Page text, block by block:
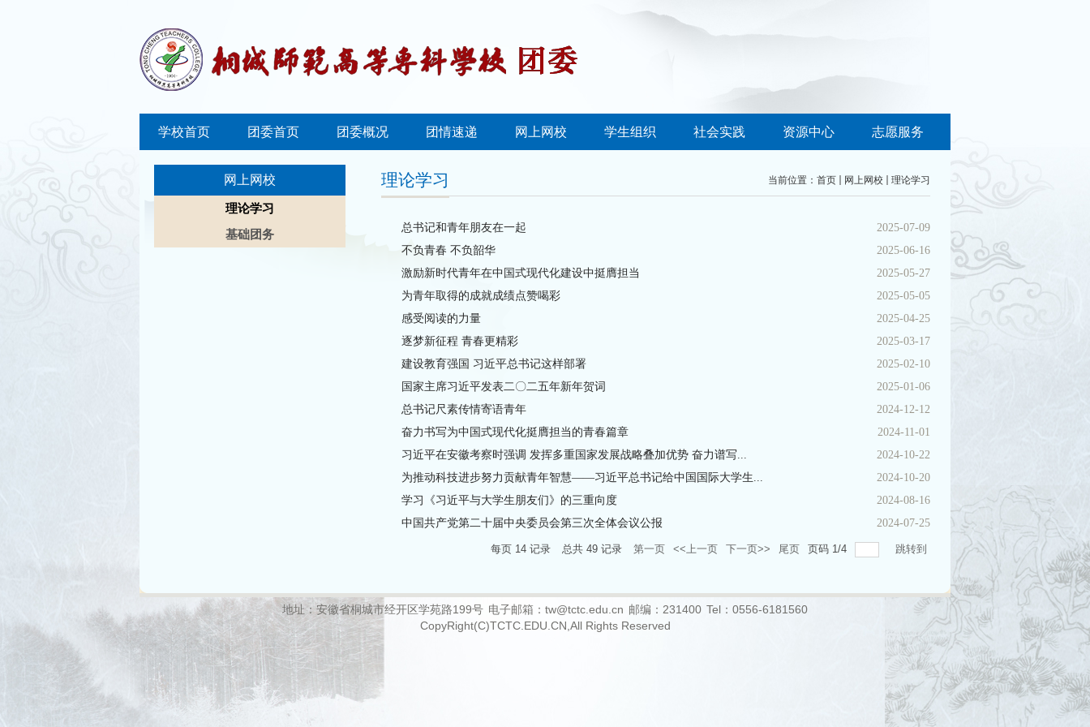
学校首页 团委首页 团委概况 团情速递 网上网校 学生组织 社会实践 资源中心 志愿服务
网上网校
理论学习
基础团务
理论学习 当前位置： 首页 网上网校 理论学习
总书记和青年朋友在一起
2025-07-09
不负青春 不负韶华
2025-06-16
激励新时代青年在中国式现代化建设中挺膺担当
2025-05-27
为青年取得的成就成绩点赞喝彩
2025-05-05
感受阅读的力量
2025-04-25
逐梦新征程 青春更精彩
2025-03-17
建设教育强国 习近平总书记这样部署
2025-02-10
国家主席习近平发表二〇二五年新年贺词
2025-01-06
总书记尺素传情寄语青年
2024-12-12
奋力书写为中国式现代化挺膺担当的青春篇章
2024-11-01
习近平在安徽考察时强调 发挥多重国家发展战略叠加优势 奋力谱写...
2024-10-22
为推动科技进步努力贡献青年智慧——习近平总书记给中国国际大学生...
2024-10-20
学习《习近平与大学生朋友们》的三重向度
2024-08-16
中国共产党第二十届中央委员会第三次全体会议公报
2024-07-25
每页 14 记录 总共 49 记录 第一页 <<上一页 下一页>> 尾页 页码 1/4 跳转到
地址：安徽省桐城市经开区学苑路199号 电子邮箱：tw@tctc.edu.cn 邮编：231400 Tel：0556-6181560
CopyRight(C)TCTC.EDU.CN,All Rights Reserved